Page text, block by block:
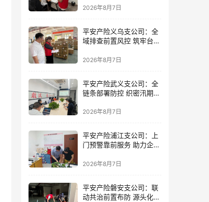
2026年8月7日
平安产险义乌支公司：全
域排查前置风控 筑牢台风
2026年8月7日
平安产险武义支公司：全
链条部署防控 织密汛期安
2026年8月7日
平安产险浦江支公司：上
门预警靠前服务 助力企业
2026年8月7日
平安产险磐安支公司：联
动共治前置布防 源头化解